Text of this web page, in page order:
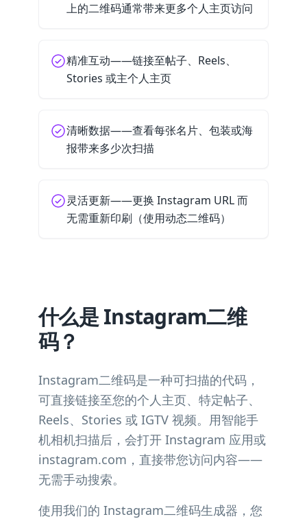
上的二维码通常带来更多个人主页访问
精准互动——链接至帖子、Reels、
Stories 或主个人主页
清晰数据——查看每张名片、包装或海
报带来多少次扫描
灵活更新——更换 Instagram URL 而
无需重新印刷（使用动态二维码）
什么是 Instagram二维
码？
Instagram二维码是一种可扫描的代码，
可直接链接至您的个人主页、特定帖子、
Reels、Stories 或 IGTV 视频。用智能手
机相机扫描后，会打开 Instagram 应用或
instagram.com，直接带您访问内容——
无需手动搜索。
使用我们的 Instagram二维码生成器，您